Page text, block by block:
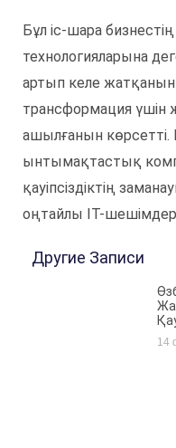
Бұл іс-шара
технологияларына
артып келе
трансформация үшін
ашылғанын көрсетті.
ынтымақтастық
қауіпсіздіктің
оңтайлы IT-
Другие Записи
14